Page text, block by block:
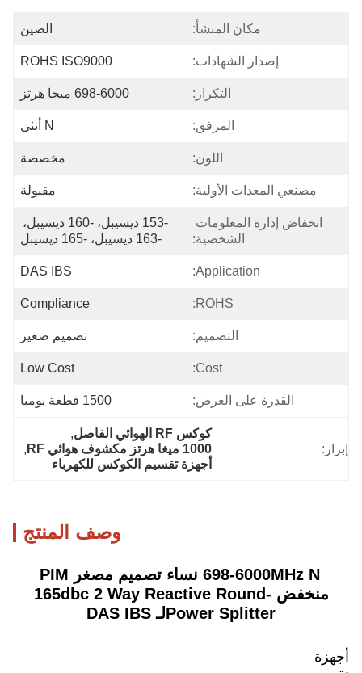
مكان المنشأ: الصين
إصدار الشهادات: ROHS ISO9000
التكرار: 698-6000 ميجا هرتز
المرفق: N أنثى
اللون: مخصصة
مصنعي المعدات الأولية: مقبولة
انخفاض إدارة المعلومات
الشخصية:
-163 ديسيبل، -165 ديسيبل
Application:
DAS IBS
ROHS:
Compliance
التصميم: تصميم صغير
Cost:
Low Cost
القدرة على العرض: 1500 قطعة يوميا
إبراز:
كوكس RF الهوائي الفاصل
,
1000 ميغا هرتز مكشوف هوائي RF
,
أجهزة تقسيم الكوكس للكهرباء
وصف المنتج
698-6000MHz N نساء تصميم مصغر PIM
منخفض -165dbc 2 Way Reactive Round
Power Splitterلـ DAS IBS
أجهزة